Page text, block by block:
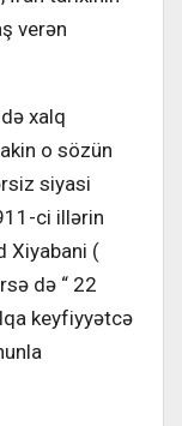
verən
xalq
o sözün
siyasi
ci illərin
Xiyabani (
də “ 22
keyfiyyətcə